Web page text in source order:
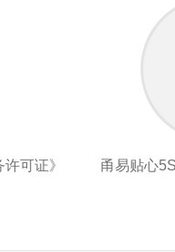
可证》
甬易贴心